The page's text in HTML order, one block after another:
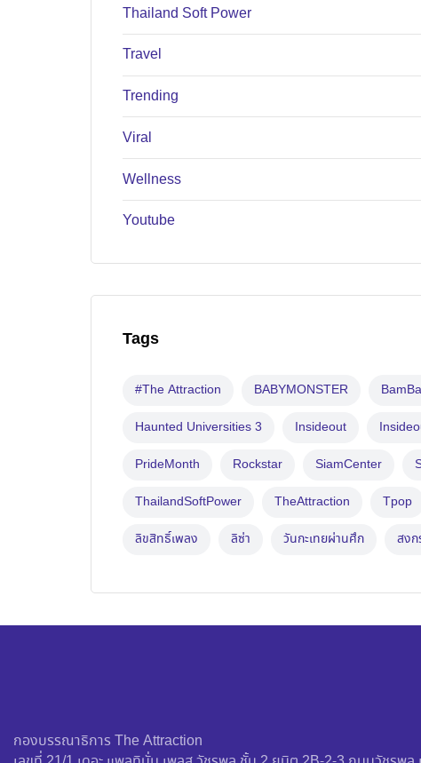
Thailand Soft Power
Travel
Trending
Viral
Wellness
Youtube
Tags
#The Attraction BABYMONSTER
Haunted Universities 3 Insideout
PrideMonth Rockstar SiamCenter
ThailandSoftPower TheAttraction Tpop
ลิขสิทธิ์เพลง ลิซ่า วันกะเทยผ่านศึก สง
กองบรรณาธิการ The Attraction